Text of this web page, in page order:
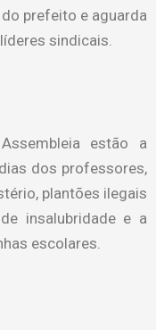
prefeito e aguarda
sindicais.
estão a
dos professores,
plantões ilegais
insalubridade e a
escolares.